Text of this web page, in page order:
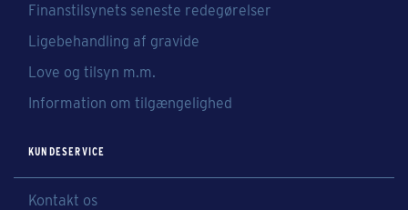
Finanstilsynets seneste redegørelser
Ligebehandling af gravide
Love og tilsyn m.m.
Information om tilgængelighed
KUNDESERVICE
Kontakt os